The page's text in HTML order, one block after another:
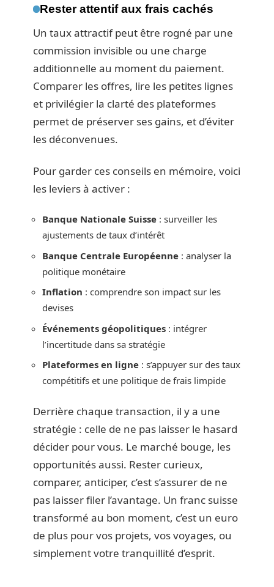
Rester attentif aux frais cachés
Un taux attractif peut être rogné par une
commission invisible ou une charge
additionnelle au moment du paiement.
Comparer les offres, lire les petites lignes
et privilégier la clarté des plateformes
permet de préserver ses gains, et d’éviter
les déconvenues.
Pour garder ces conseils en mémoire, voici
les leviers à activer :
Banque Nationale Suisse : surveiller les
ajustements de taux d’intérêt
Banque Centrale Européenne : analyser la
politique monétaire
Inflation : comprendre son impact sur les
devises
Événements géopolitiques : intégrer
l’incertitude dans sa stratégie
Plateformes en ligne : s’appuyer sur des taux
compétitifs et une politique de frais limpide
Derrière chaque transaction, il y a une
stratégie : celle de ne pas laisser le hasard
décider pour vous. Le marché bouge, les
opportunités aussi. Rester curieux,
comparer, anticiper, c’est s’assurer de ne
pas laisser filer l’avantage. Un franc suisse
transformé au bon moment, c’est un euro
de plus pour vos projets, vos voyages, ou
simplement votre tranquillité d’esprit.